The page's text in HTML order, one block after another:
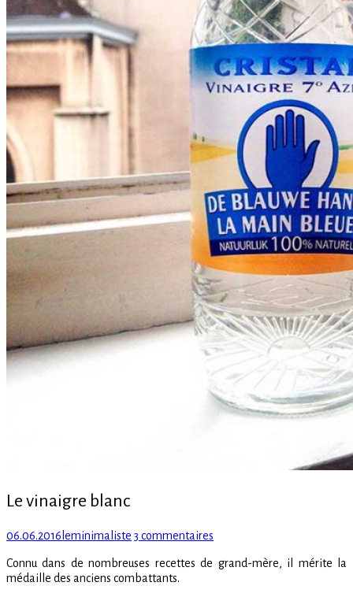
Le vinaigre blanc
Posted
06.06.2016 Author
leminimaliste 3 commentaires
vinaigre
Connu dans de nombreuses recettes de grand-mère, il mérite la
médaille des anciens combattants.